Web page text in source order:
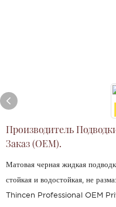
Производитель
Заказ (OEM).
Матовая черная жидкая
стойкая и водостойкая, не
Thincen Professional OEM